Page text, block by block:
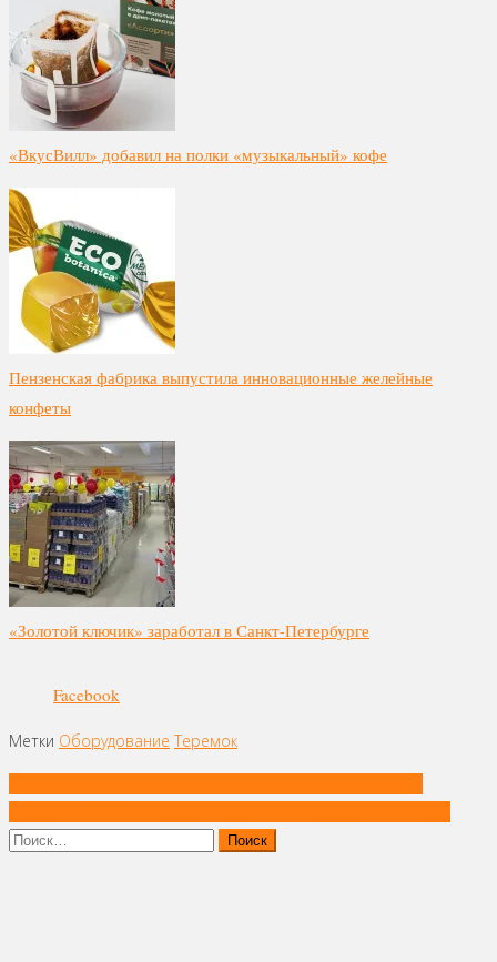
«ВкусВилл» добавил на полки «музыкальный» кофе
Пензенская фабрика выпустила инновационные желейные
конфеты
«Золотой ключик» заработал в Санкт-Петербурге
Facebook
Метки Оборудование Теремок
записям
Найти: